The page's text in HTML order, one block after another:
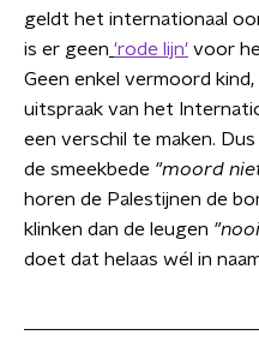
geldt het internationaal
is er geen 'rode lijn' voor
Geen enkel vermoord
uitspraak van het
een verschil te maken.
de smeekbede "moord
horen de Palestijnen de
klinken dan de leugen
doet dat helaas wél in